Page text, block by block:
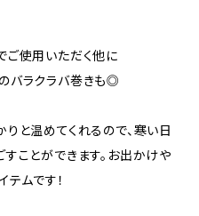
ご使用いただく他に
バラクラバ巻きも◎
りと温めてくれるので、寒い日
すことができます。お出かけや
テムです！